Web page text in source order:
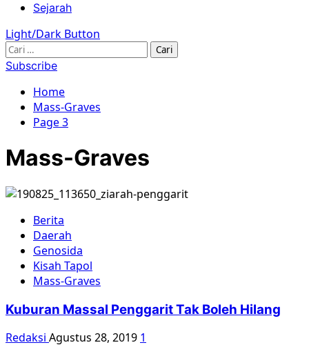
Sejarah
Light/Dark Button
Cari
untuk:
Subscribe
Home
Mass-Graves
Page 3
Mass-Graves
Berita
Daerah
Genosida
Kisah Tapol
Mass-Graves
Kuburan Massal Penggarit Tak Boleh Hilang
Redaksi Agustus 28, 2019 1